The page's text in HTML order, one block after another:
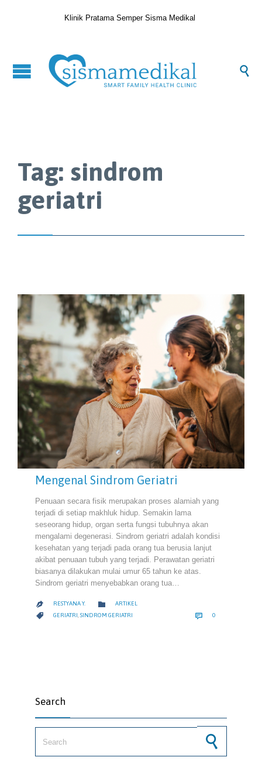
Klinik Pratama Semper Sisma Medikal

Tag: sindrom
geriatri
Mengenal Sindrom Geriatri
Penuaan secara fisik merupakan proses alamiah yang
terjadi di setiap makhluk hidup. Semakin lama
seseorang hidup, organ serta fungsi tubuhnya akan
mengalami degenerasi. Sindrom geriatri adalah kondisi
kesehatan yang terjadi pada orang tua berusia lanjut
akibat penuaan tubuh yang terjadi. Perawatan geriatri
biasanya dilakukan mulai umur 65 tahun ke atas.
Sindrom geriatri menyebabkan orang tua…
 RESTYANA Y.  CATEGORY
ARTIKEL
 CATEGORY
GERIATRI ,SINDROM GERIATRI  0COMMENTS
Search